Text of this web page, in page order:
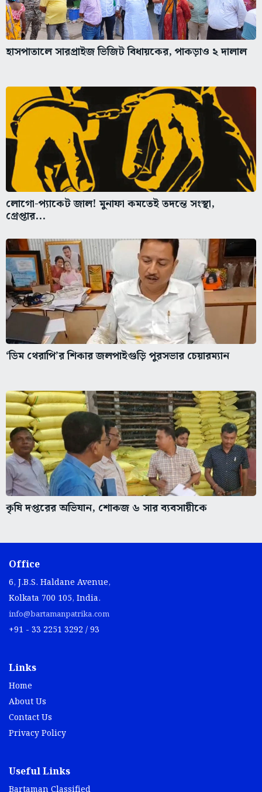
হাসপাতালে সারপ্রাইজ ভিজিট বিধায়কের, পাকড়াও ২ দালাল
লোগো-প্যাকেট জাল! মুনাফা কমতেই তদন্তে সংস্থা,
গ্রেপ্তার...
‘ডিম থেরাপি’র শিকার জলপাইগুড়ি পুরসভার চেয়ারম্যান
কৃষি দপ্তরের অভিযান, শোকজ ৬ সার ব্যবসায়ীকে
Office
6, J.B.S. Haldane Avenue,
Kolkata 700 105, India.
info@bartamanpatrika.com
+91 - 33 2251 3292 / 93
Links
Home
About Us
Contact Us
Privacy Policy
Useful Links